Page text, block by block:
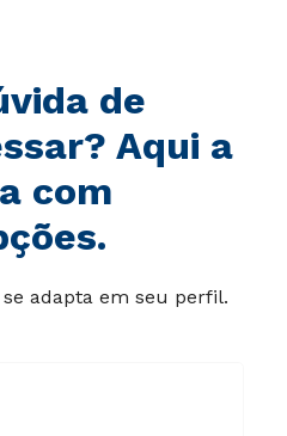
de
Aqui a
com
adapta em seu perfil.